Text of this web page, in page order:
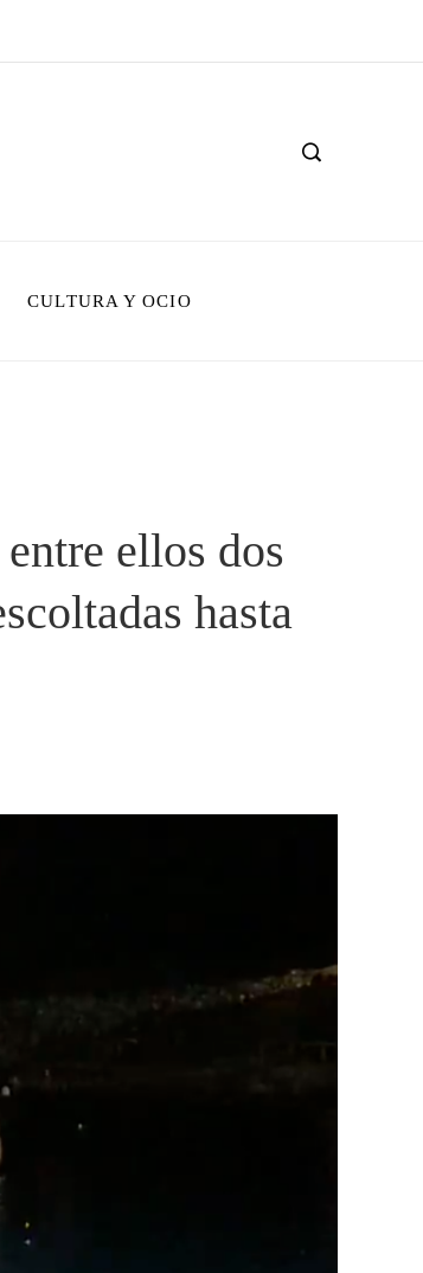
CULTURA Y OCIO
ellos dos
hasta